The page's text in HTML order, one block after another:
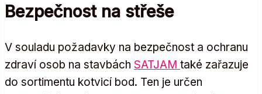
Bezpečnost na střeše
V souladu požadavky na bezpečnost a ochranu
zdraví osob na stavbách SATJAM také zařazuje
do sortimentu kotvicí bod. Ten je určen